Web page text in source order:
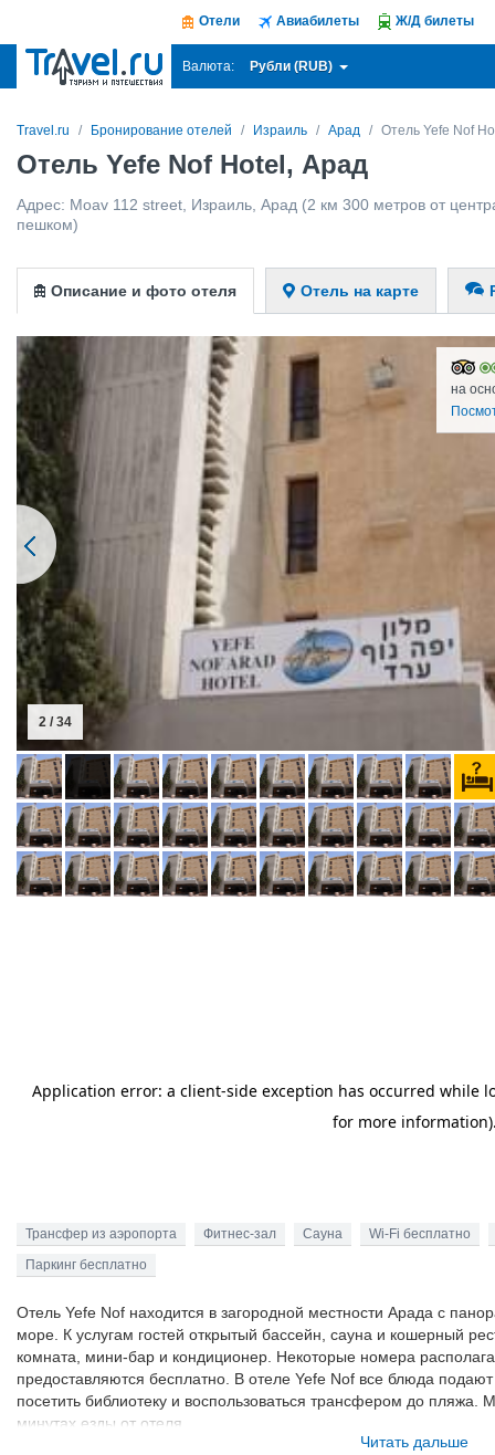
Отели Авиабилеты Ж/Д билеты
Валюта: Рубли (RUB)
Travel.ru Бронирование отелей Израиль Арад Отель Yefe Nof
Отель Yefe Nof Hotel, Арад
Адрес: Moav 112 street Израиль Арад (2 км 300 метров от
пешком)
Описание и фото отеля Отель на карте
на
2 / 34
Трансфер из аэропорта Фитнес-зал Сауна
Wi-Fi бесплатно
Паркинг бесплатно
Отель Yefe Nof находится в загородной местности Арада с
море. К услугам гостей открытый бассейн, сауна и кошерный
комната, мини-бар и кондиционер. Некоторые номера
предоставляются бесплатно. В отеле Yefe Nof все блюда
посетить библиотеку и воспользоваться трансфером до
минутах езды от отеля.
Читать дальше